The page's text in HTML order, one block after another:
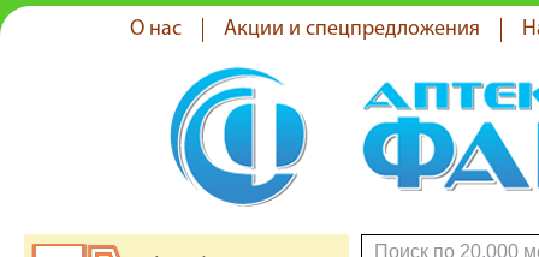
О нас Акции и спецпредложения